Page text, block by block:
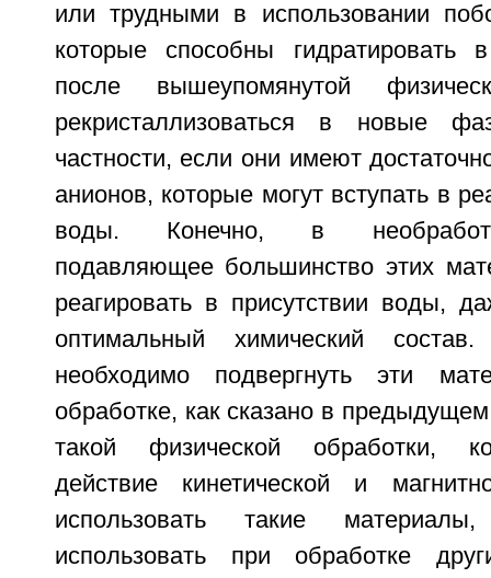
или трудными в использовании
которые способны гидратировать
после вышеупомянутой
рекристаллизоваться в новые
частности, если они имеют
анионов, которые могут вступать в
воды. Конечно, в
подавляющее большинство этих
реагировать в присутствии воды,
оптимальный химический
необходимо подвергнуть эти
обработке, как сказано в
такой физической обработки,
действие кинетической и
использовать такие
использовать при обработке